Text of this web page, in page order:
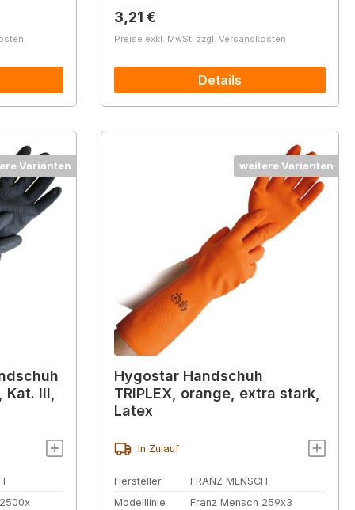
Regulärer Preis:
3,21 €
Preise exkl. MwSt. zzgl. Versandkosten
Details
Varianten
III,
weitere Varianten
Hygostar Handschuh
TRIPLEX, orange, extra stark,
Latex
In Zulauf
Hersteller
FRANZ MENSCH
Modelllinie
Franz Mensch 259x3